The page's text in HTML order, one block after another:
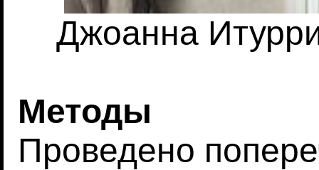
Джоанна
Методы
Проведено